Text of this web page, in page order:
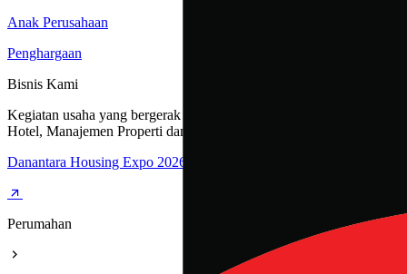
Anak Perusahaan
Penghargaan
Bisnis Kami
Kegiatan usaha yang bergerak dibidang Perumahan, Apartemen,
Hotel, Manajemen Properti dan Rest Area
Danantara Housing Expo 2026
Perumahan